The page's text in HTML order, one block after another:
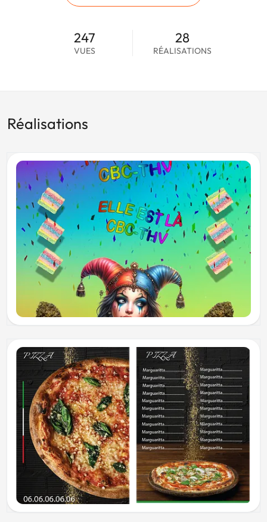
247
VUES
28
RÉALISATIONS
Réalisations